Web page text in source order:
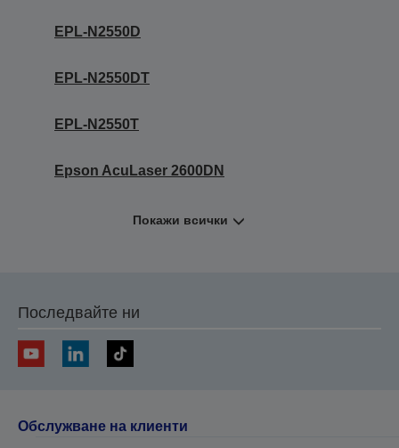
EPL-N2550D
EPL-N2550DT
EPL-N2550T
Epson AcuLaser 2600DN
Покажи всички
Последвайте ни
Обслужване на клиенти